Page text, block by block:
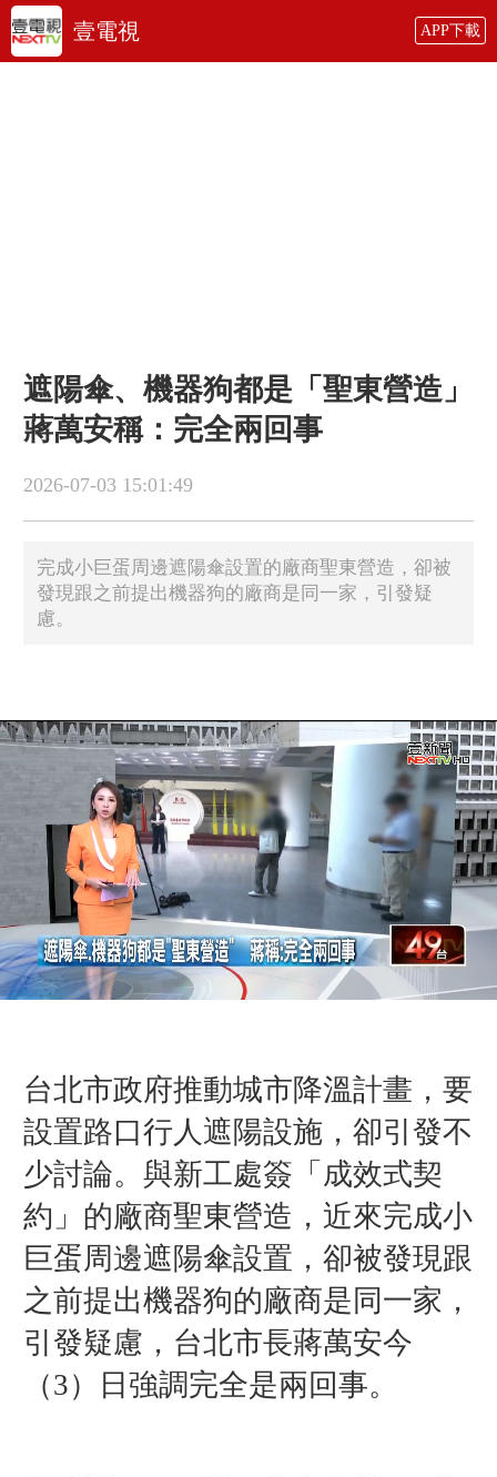
壹電視 APP下載
遮陽傘、機器狗都是「聖東營造」
蔣萬安稱：完全兩回事
2026-07-03 15:01:49
完成小巨蛋周邊遮陽傘設置的廠商聖東營造，卻被
發現跟之前提出機器狗的廠商是同一家，引發疑
慮。
台北市政府推動城市降溫計畫，要
設置路口行人遮陽設施，卻引發不
少討論。與新工處簽「成效式契
約」的廠商聖東營造，近來完成小
巨蛋周邊遮陽傘設置，卻被發現跟
之前提出機器狗的廠商是同一家，
引發疑慮，台北市長蔣萬安今
（3）日強調完全是兩回事。